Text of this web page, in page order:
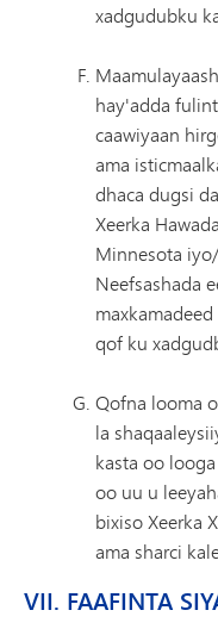
xadgudubku
hay'adda
caawiyaan
ama
dhaca dugsi
Xeerka
Minnesota
Neefsashada
qof ku
Qofna looma
la
kasta oo
oo uu u
bixiso Xeerka
ama sharci
VII. FAAFINTA